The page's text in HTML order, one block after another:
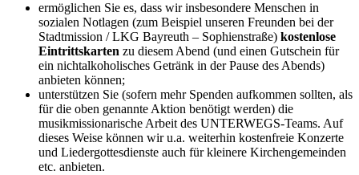
ermöglichen Sie es, dass wir insbesondere Menschen in
sozialen Notlagen (zum Beispiel unseren Freunden bei der
Stadtmission / LKG Bayreuth – Sophienstraße) kostenlose
Eintrittskarten zu diesem Abend (und einen Gutschein für
ein nichtalkoholisches Getränk in der Pause des Abends)
anbieten können;
unterstützen Sie (sofern mehr Spenden aufkommen sollten, als
für die oben genannte Aktion benötigt werden) die
musikmissionarische Arbeit des UNTERWEGS-Teams. Auf
dieses Weise können wir u.a. weiterhin kostenfreie Konzerte
und Liedergottesdienste auch für kleinere Kirchengemeinden
etc. anbieten.